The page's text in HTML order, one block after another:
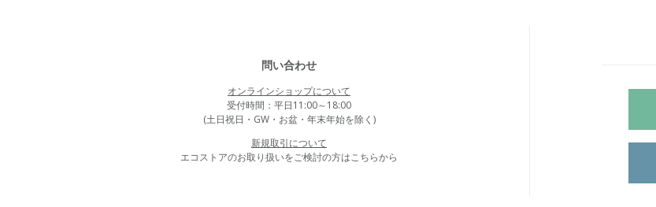
問い合わせ
オンラインショップについて
受付時間：平日11:00～18:00
(土日祝日・GW・お盆・年末年始を除く)
新規取引について
エコストアのお取り扱いをご検討の方はこちらから